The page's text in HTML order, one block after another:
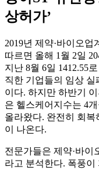
상허가’
2019년 제약·바이오
따르면 올해 1월 2일
지난 8월 6일 1412.55
직한 기업들의 임상
이다. 하지만 하반기
은 헬스케어지수는 4
올라왔다. 완전히 회
이 나온다.
전문가들은 제약·바이
라고 분석한다. 폭풍